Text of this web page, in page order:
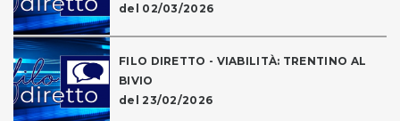
del 02/03/2026
FILO DIRETTO - VIABILITÀ: TRENTINO AL
BIVIO
del 23/02/2026